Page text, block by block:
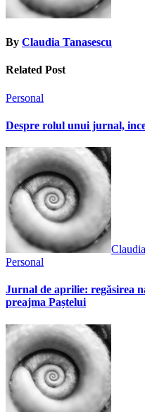
By Claudia Tanasescu
Related Post
Personal
Despre rolul unui jurnal,
Personal
Jurnal de aprilie: regăsirea
preajma Paștelui